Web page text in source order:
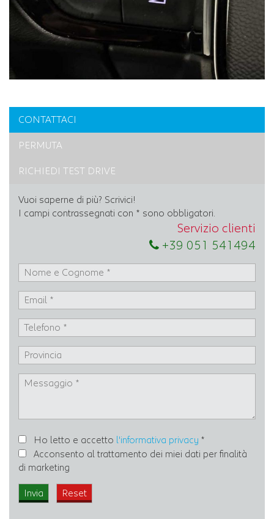
CONTATTACI
PERMUTA
RICHIEDI TEST DRIVE
Vuoi saperne di più? Scrivici!
I campi contrassegnati con * sono obbligatori.
Servizio clienti
+39 051 541494
Ho letto e accetto l'informativa privacy *
Acconsento al trattamento dei miei dati per finalità
di marketing